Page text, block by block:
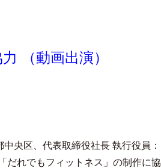
（動画出演）
央区、代表取締役社長 執行役員：
だれでもフィットネス」の制作に協